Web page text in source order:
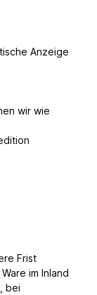
Anzeige
wir wie
Frist
im Inland
bei